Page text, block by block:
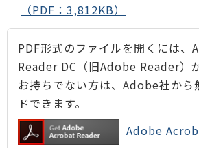
（PDF：3,812KB）
PDF形式のファイルを開くには
Reader DC（旧Adobe Reader）
お持ちでない方は、Adobe社から
ドできます。
Adobe